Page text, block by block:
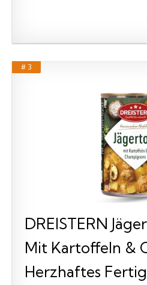
# 3
DREISTERN
Mit Kartoffeln &
Herzhaftes